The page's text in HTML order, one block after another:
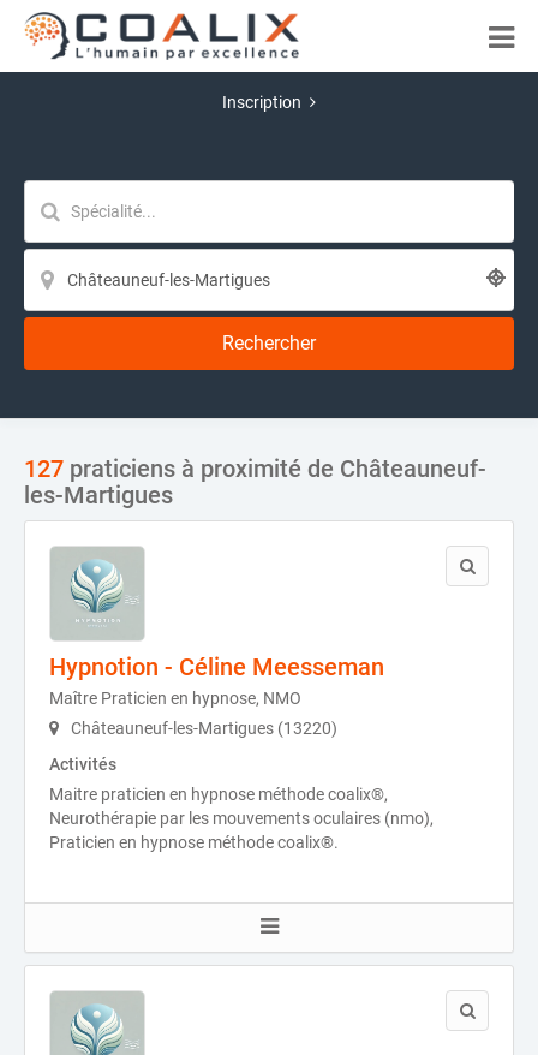
Inscription
Rechercher
127 praticiens à proximité de Châteauneuf-
les-Martigues
Hypnotion - Céline Meesseman
Maître Praticien en hypnose, NMO
Châteauneuf-les-Martigues (13220)
Activités
Maitre praticien en hypnose méthode coalix®,
Neurothérapie par les mouvements oculaires (nmo),
Praticien en hypnose méthode coalix®.